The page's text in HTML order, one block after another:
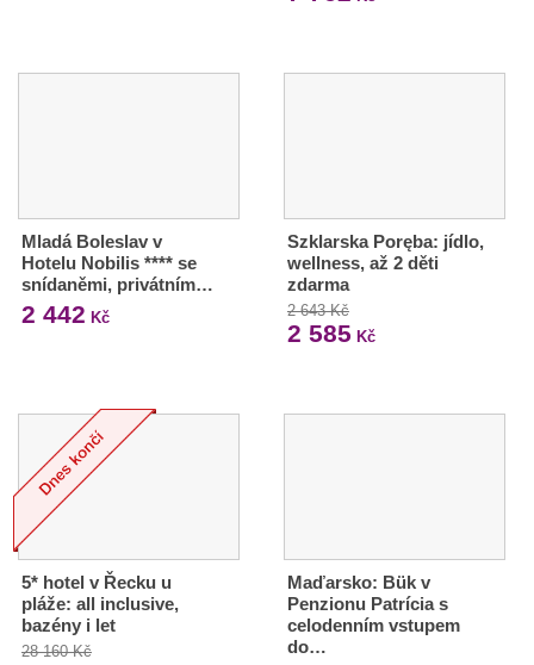
Mladá Boleslav v
Hotelu Nobilis **** se
snídaněmi, privátním…
2 442 Kč
Szklarska Poręba: jídlo,
wellness, až 2 děti
zdarma
2 643 Kč
2 585 Kč
5* hotel v Řecku u
pláže: all inclusive,
bazény i let
28 160 Kč
Maďarsko: Bük v
Penzionu Patrícia s
celodenním vstupem
do…